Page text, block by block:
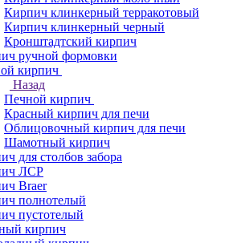
Кирпич клинкерный терракотовый
Кирпич клинкерный черный
Кронштадтский кирпич
ручной формовки
кирпич
Назад
Печной кирпич
Красный кирпич для печи
Облицовочный кирпич для печи
Шамотный кирпич
для столбов забора
ЛСР
Braer
полнотелый
пустотелый
кирпич